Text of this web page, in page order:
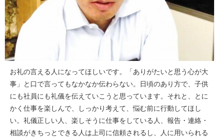
お礼の言える人になってほしいです。「ありがたいと思う心が大
事」と口で言ってもなかなか伝わらない。日頃のあり方で、子供
にも社員にも礼儀を伝えていこうと思っています。それと、とに
かく仕事を楽しんで、しっかり考えて、悩む前に行動してほし
い。礼儀正しい人、楽しそうに仕事をしている人、報告・連絡・
相談がきちっとできる人は上司に信頼されるし、人に用いられる